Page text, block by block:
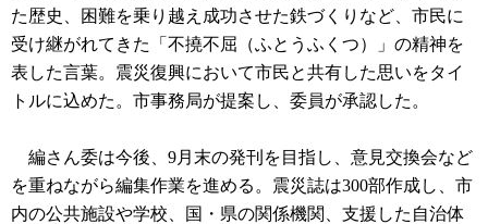
た歴史、困難を乗り越え成功させた鉄づくりなど、市民に
受け継がれてきた「不撓不屈（ふとうふくつ）」の精神を
表した言葉。震災復興において市民と共有した思いをタイ
トルに込めた。市事務局が提案し、委員が承認した。
編さん委は今後、9月末の発刊を目指し、意見交換会など
を重ねながら編集作業を進める。震災誌は300部作成し、市
内の公共施設や学校、国・県の関係機関、支援した自治体